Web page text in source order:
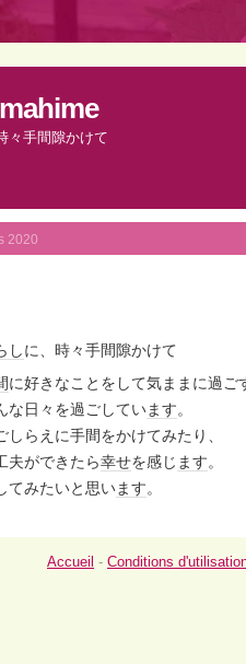
々手間隙かけて
2020
しに、時々手間隙かけて
に好きなことをして気ままに過ご
な日々を過ごしています。
しらえに手間をかけてみたり、
夫ができたら幸せを感じ ます。
てみたいと思います。
Accueil - Conditions